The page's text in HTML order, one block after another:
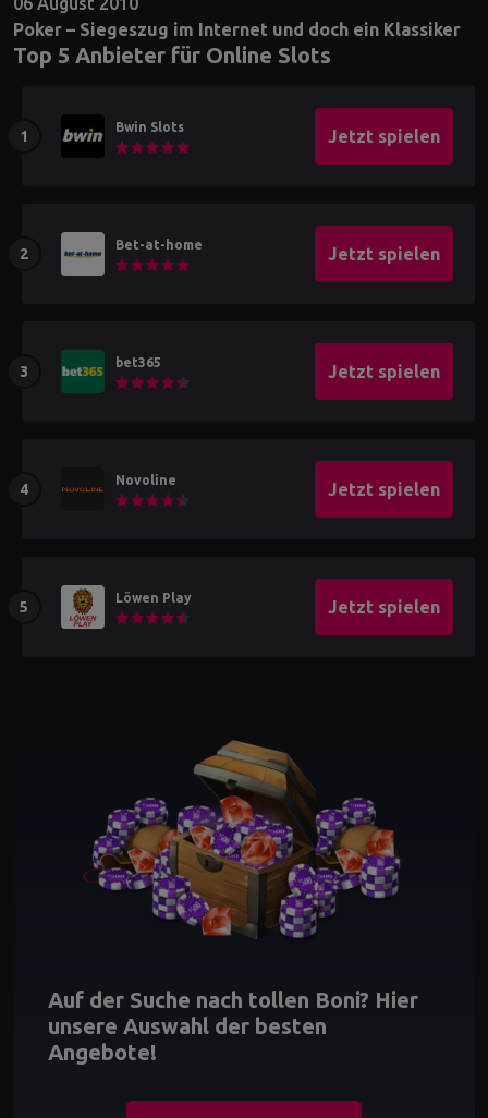
Poker – Siegeszug im Internet und doch ein Klassiker
Top 5 Anbieter für Online Slots
Bwin Slots Jetzt spielen
Bet-at-home Jetzt spielen
bet365 Jetzt spielen
Novoline Jetzt spielen
Löwen Play Jetzt spielen
Auf der Suche nach tollen Boni? Hier
unsere Auswahl der besten
Angebote!